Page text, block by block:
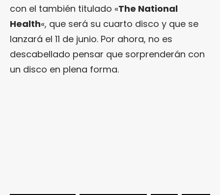
con el también titulado «The National
Health«, que será su cuarto disco y que se
lanzará el 11 de junio. Por ahora, no es
descabellado pensar que sorprenderán con
un disco en plena forma.